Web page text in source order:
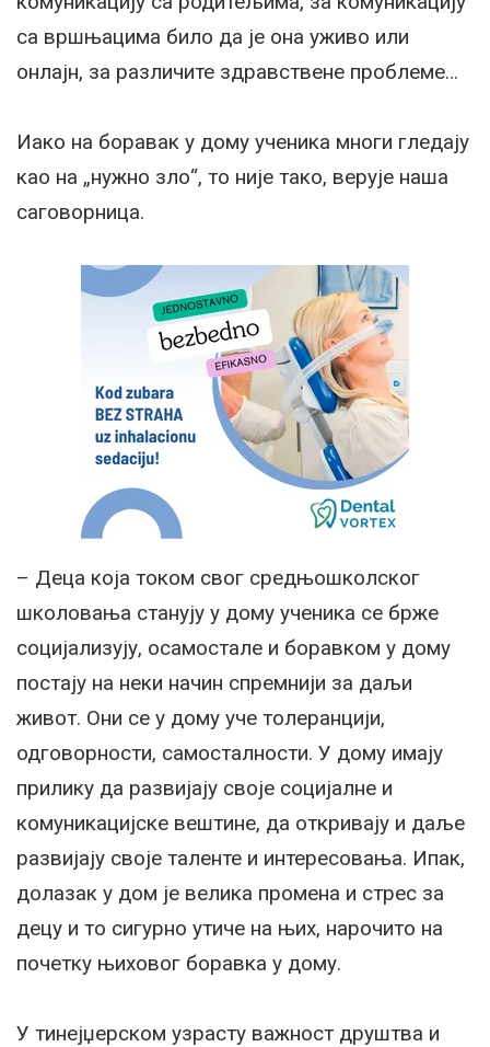
са вршњацима било да је она уживо или
онлајн, за различите здравствене проблеме…
Иако на боравак у дому ученика многи гледају
као на „нужно зло“, то није тако, верује наша
саговорница.
– Деца која током свог средњошколског
школовања станују у дому ученика се брже
социјализују, осамостале и боравком у дому
постају на неки начин спремнији за даљи
живот. Они се у дому уче толеранцији,
одговорности, самосталности. У дому имају
прилику да развијају своје социјалне и
комуникацијске вештине, да откривају и даље
развијају своје таленте и интересовања. Ипак,
долазак у дом је велика промена и стрес за
децу и то сигурно утиче на њих, нарочито на
почетку њиховог боравка у дому.
У тинејџерском узрасту важност друштва и